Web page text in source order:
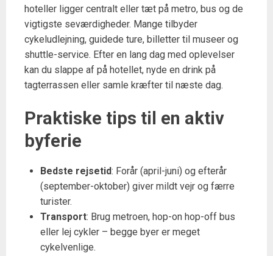
hoteller ligger centralt eller tæt på metro, bus og de
vigtigste seværdigheder. Mange tilbyder
cykeludlejning, guidede ture, billetter til museer og
shuttle-service. Efter en lang dag med oplevelser
kan du slappe af på hotellet, nyde en drink på
tagterrassen eller samle kræfter til næste dag.
Praktiske tips til en aktiv
byferie
Bedste rejsetid: Forår (april-juni) og efterår
(september-oktober) giver mildt vejr og færre
turister.
Transport: Brug metroen, hop-on hop-off bus
eller lej cykler – begge byer er meget
cykelvenlige.